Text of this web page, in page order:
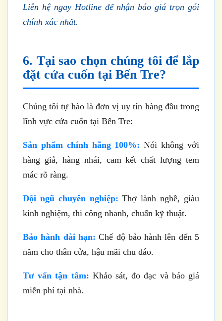
Liên hệ ngay Hotline để nhận báo giá trọn gói
chính xác nhất.
6. Tại sao chọn chúng tôi để lắp
đặt cửa cuốn tại Bến Tre?
Chúng tôi tự hào là đơn vị uy tín hàng đầu trong
lĩnh vực cửa cuốn tại Bến Tre:
Sản phẩm chính hãng 100%: Nói không với
hàng giả, hàng nhái, cam kết chất lượng tem
mác rõ ràng.
Đội ngũ chuyên nghiệp: Thợ lành nghề, giàu
kinh nghiệm, thi công nhanh, chuẩn kỹ thuật.
Bảo hành dài hạn: Chế độ bảo hành lên đến 5
năm cho thân cửa, hậu mãi chu đáo.
Tư vấn tận tâm: Khảo sát, đo đạc và báo giá
miễn phí tại nhà.